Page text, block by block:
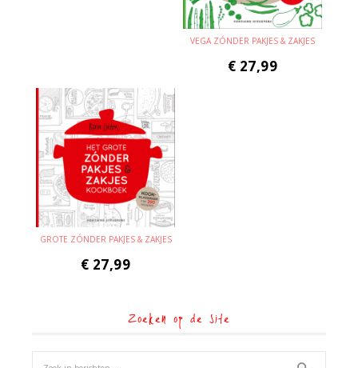
VEGA ZÓNDER PAKJES & ZAKJES
€ 27,99
GROTE ZÓNDER PAKJES & ZAKJES
€ 27,99
Zoeken op de site